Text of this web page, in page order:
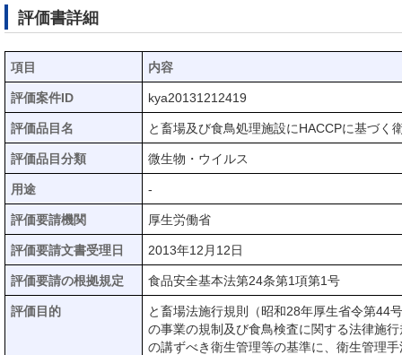
評価書詳細
項目 内容
評価案件ID kya20131212419
評価品目名 と畜場及び食鳥処理施設にHACCPに基づく
評価品目分類 微生物・ウイルス
用途 -
評価要請機関 厚生労働省
評価要請文書受理日 2013年12月12日
評価要請の根拠規定 食品安全基本法第24条第1項第1号
評価目的
と畜場法施行規則（昭和28年厚生省令第44
の事業の規制及び食鳥検査に関する法律施
の講ずべき衛生管理等の基準に、衛生管理